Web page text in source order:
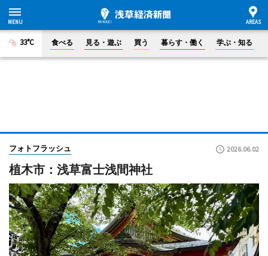
33°C 食べる 見る・遊ぶ 買う 暮らす・働く 学ぶ・知る
フォトフラッシュ 2026.06.02
植木市：浅草富士浅間神社